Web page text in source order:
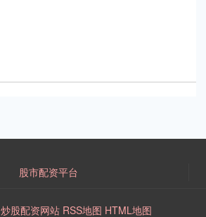
股市配资平台
炒股配资网站 RSS地图 HTML地图